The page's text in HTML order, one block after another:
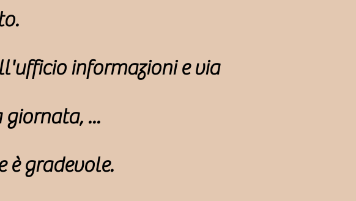
informazioni e via
...
è gradevole.